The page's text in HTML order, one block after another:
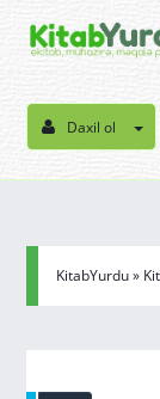
Daxil ol
KitabYurdu»